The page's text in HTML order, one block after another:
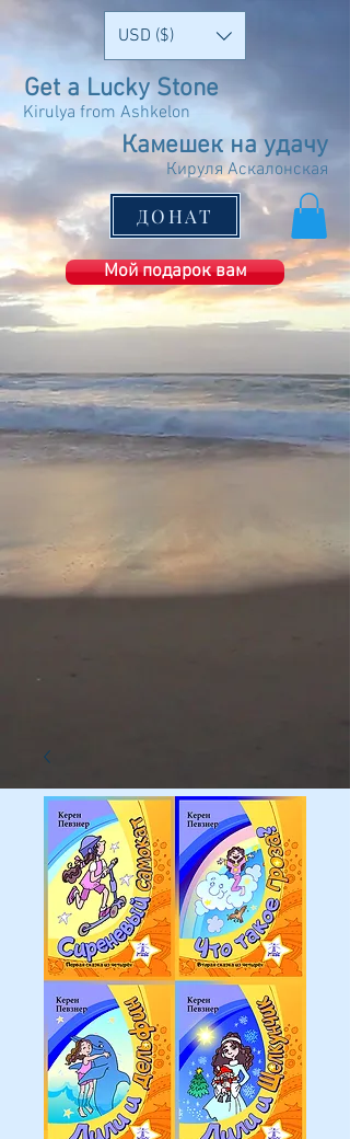
USD ($)
Get a Lucky Stone
Kirulya from Ashkelon
Камешек на удачу
Кируля Аскалонская
ДОНАТ
Мой подарок вам